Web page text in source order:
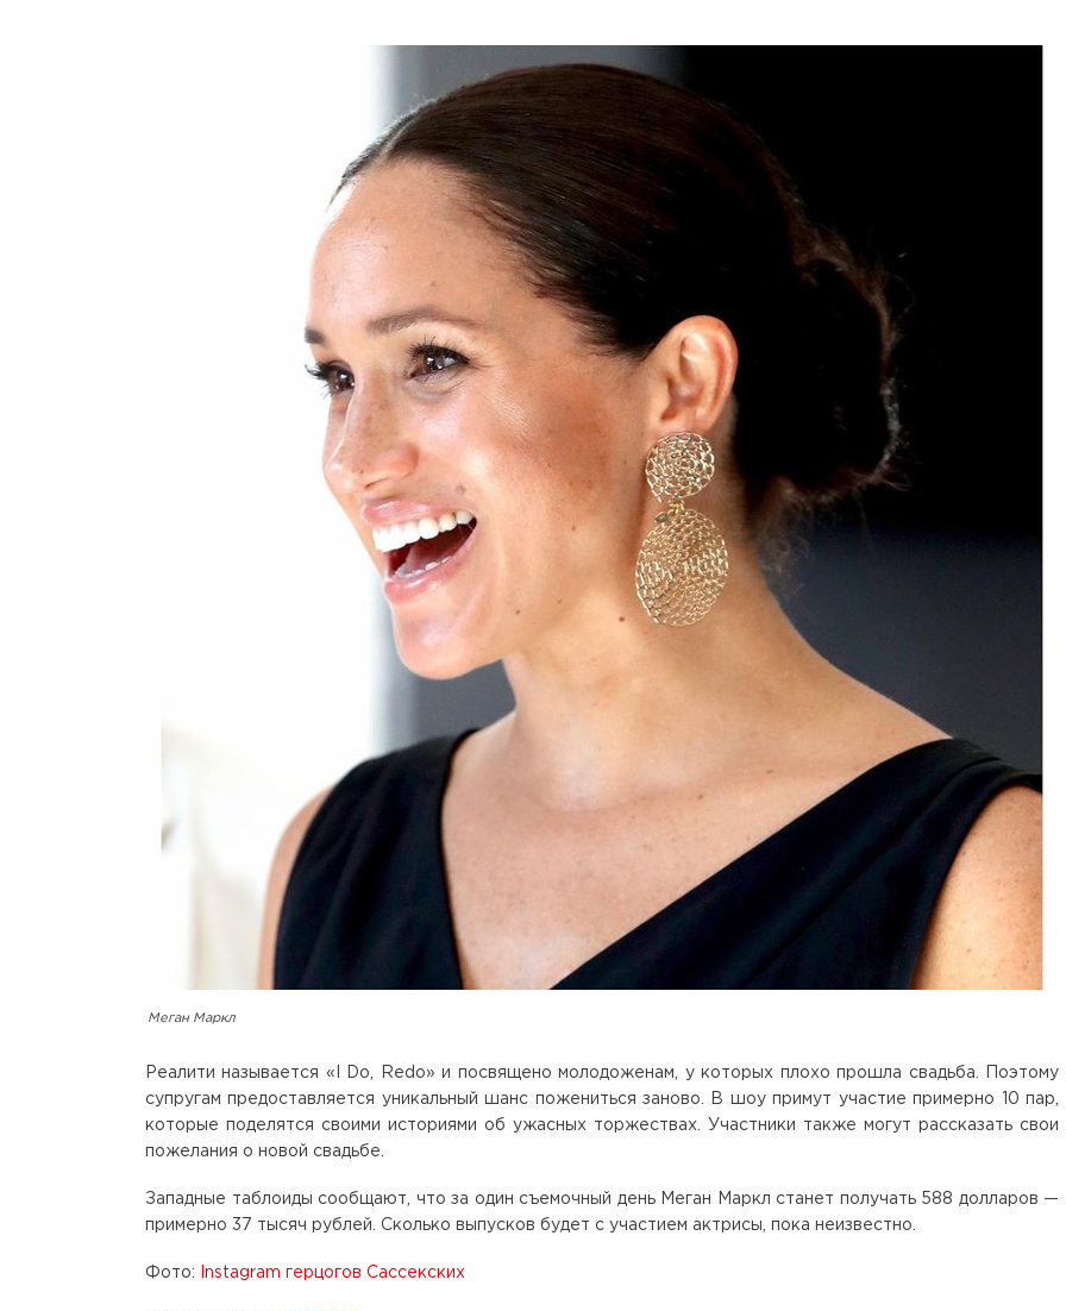
Меган Маркл
Реалити называется «I Do, Redo» и посвящено молодоженам, у которых плохо прошла свадьба. Поэтому
супругам предоставляется уникальный шанс пожениться заново. В шоу примут участие примерно 10 пар,
которые поделятся своими историями об ужасных торжествах. Участники также могут рассказать свои
пожелания о новой свадьбе.
Западные таблоиды сообщают, что за один съемочный день Меган Маркл станет получать 588 долларов —
примерно 37 тысяч рублей. Сколько выпусков будет с участием актрисы, пока неизвестно.
Фото: Instagram герцогов Сассекских